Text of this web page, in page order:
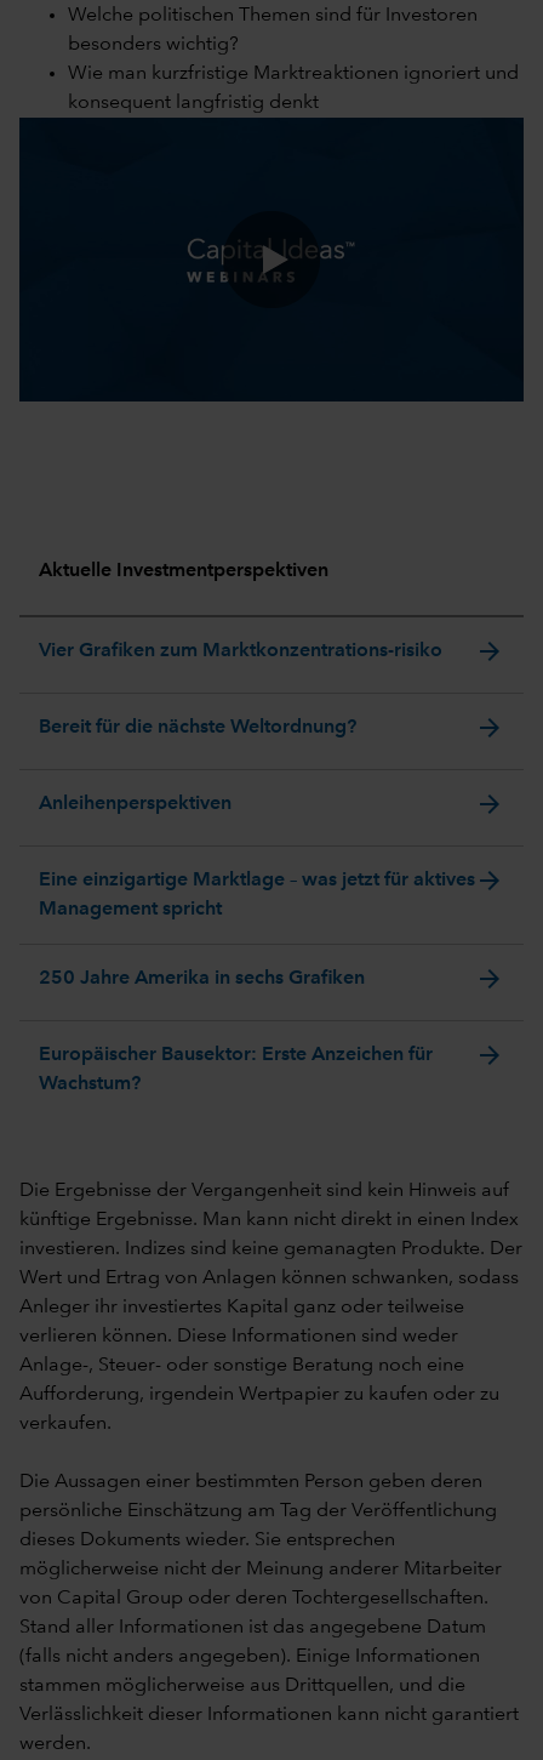
Welche politischen Themen sind für Investoren
besonders wichtig?
Wie man kurzfristige Marktreaktionen ignoriert und
konsequent langfristig denkt
Aktuelle Investmentperspektiven
Vier Grafiken zum Marktkonzentrations-risiko arrow_forward
Bereit für die nächste Weltordnung? arrow_forward
Anleihenperspektiven arrow_forward
Eine einzigartige Marktlage – was jetzt für aktives
Management spricht
arrow_forward
250 Jahre Amerika in sechs Grafiken arrow_forward
Europäischer Bausektor: Erste Anzeichen für
Wachstum?
arrow_forward
Die Ergebnisse der Vergangenheit sind kein Hinweis auf
künftige Ergebnisse. Man kann nicht direkt in einen Index
investieren. Indizes sind keine gemanagten Produkte. Der
Wert und Ertrag von Anlagen können schwanken, sodass
Anleger ihr investiertes Kapital ganz oder teilweise
verlieren können. Diese Informationen sind weder
Anlage-, Steuer- oder sonstige Beratung noch eine
Aufforderung, irgendein Wertpapier zu kaufen oder zu
verkaufen.
Die Aussagen einer bestimmten Person geben deren
persönliche Einschätzung am Tag der Veröffentlichung
dieses Dokuments wieder. Sie entsprechen
möglicherweise nicht der Meinung anderer Mitarbeiter
von Capital Group oder deren Tochtergesellschaften.
Stand aller Informationen ist das angegebene Datum
(falls nicht anders angegeben). Einige Informationen
stammen möglicherweise aus Drittquellen, und die
Verlässlichkeit dieser Informationen kann nicht garantiert
werden.